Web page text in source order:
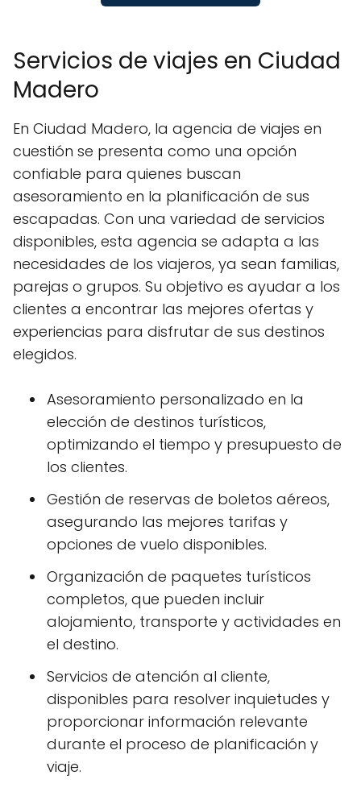
Servicios de viajes en Ciudad
Madero
En Ciudad Madero, la agencia de viajes en
cuestión se presenta como una opción
confiable para quienes buscan
asesoramiento en la planificación de sus
escapadas. Con una variedad de servicios
disponibles, esta agencia se adapta a las
necesidades de los viajeros, ya sean familias,
parejas o grupos. Su objetivo es ayudar a los
clientes a encontrar las mejores ofertas y
experiencias para disfrutar de sus destinos
elegidos.
Asesoramiento personalizado en la
elección de destinos turísticos,
optimizando el tiempo y presupuesto de
los clientes.
Gestión de reservas de boletos aéreos,
asegurando las mejores tarifas y
opciones de vuelo disponibles.
Organización de paquetes turísticos
completos, que pueden incluir
alojamiento, transporte y actividades en
el destino.
Servicios de atención al cliente,
disponibles para resolver inquietudes y
proporcionar información relevante
durante el proceso de planificación y
viaje.